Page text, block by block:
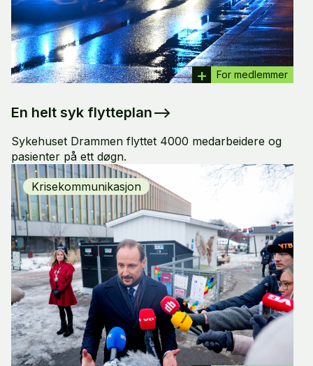
For medlemmer
En helt syk flytteplan–>
Sykehuset Drammen flyttet 4000 medarbeidere og
pasienter på ett døgn.
Krisekommunikasjon